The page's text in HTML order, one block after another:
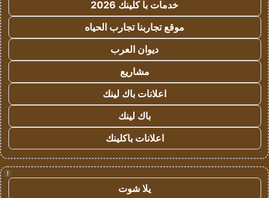
خدمات با كلينك 2026
موقع تجاربنا تجارب الحياه
ديوان العرب
مشاريع
اعلانات باك لينك
باك لينك
اعلانات باكلينك
!
يلا شوت